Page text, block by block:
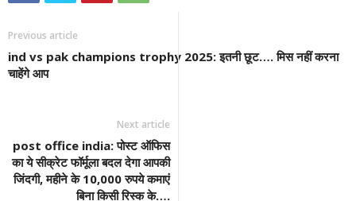
Previous article
ind vs pak champions trophy 2025: इतनी छूट…. मिस नहीं करना
चाहेंगे आप
Next article
post office india: पोस्ट ऑफिस
का ये सीक्रेट फॉर्मूला बदल देगा आपकी
जिंदगी, महीने के 10,000 रुपये कमाएं
बिना किसी रिस्क के….